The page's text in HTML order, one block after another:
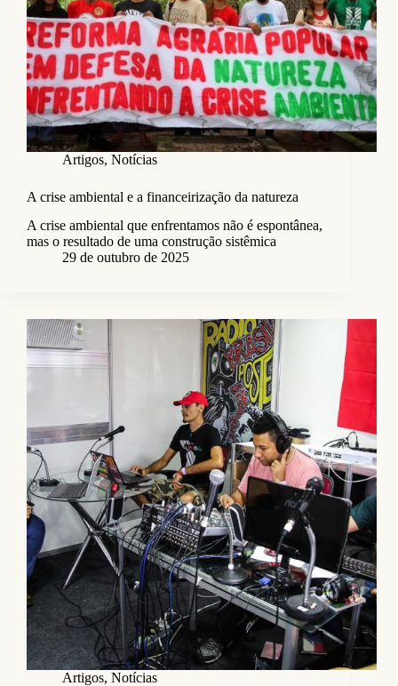
Artigos, Notícias
A crise ambiental e a financeirização da natureza
A crise ambiental que enfrentamos não é espontânea,
mas o resultado de uma construção sistêmica
29 de outubro de 2025
Artigos, Notícias